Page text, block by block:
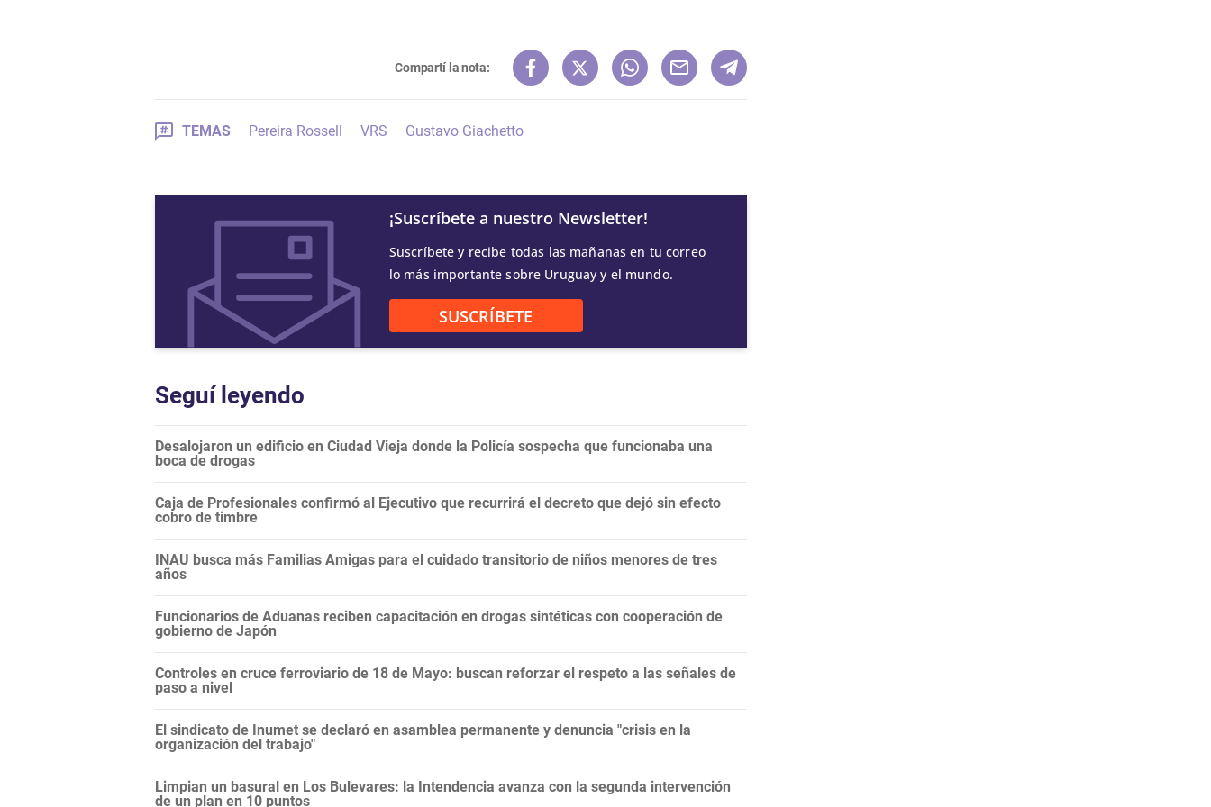
Compartí la nota:
TEMAS Pereira Rossell VRS Gustavo Giachetto
¡Suscríbete a nuestro Newsletter!
Suscríbete y recibe todas las mañanas en tu correo
lo más importante sobre Uruguay y el mundo.
SUSCRÍBETE
Seguí leyendo
Desalojaron un edificio en Ciudad Vieja donde la Policía sospecha que funcionaba una
boca de drogas
Caja de Profesionales confirmó al Ejecutivo que recurrirá el decreto que dejó sin efecto
cobro de timbre
INAU busca más Familias Amigas para el cuidado transitorio de niños menores de tres
años
Funcionarios de Aduanas reciben capacitación en drogas sintéticas con cooperación de
gobierno de Japón
Controles en cruce ferroviario de 18 de Mayo: buscan reforzar el respeto a las señales de
paso a nivel
El sindicato de Inumet se declaró en asamblea permanente y denuncia "crisis en la
organización del trabajo"
Limpian un basural en Los Bulevares: la Intendencia avanza con la segunda intervención
de un plan en 10 puntos